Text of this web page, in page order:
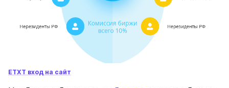
ETXT вход на сайт